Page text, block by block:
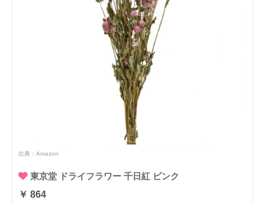
出典： Amazon
東京堂 ドライフラワー 千日紅 ピンク
￥ 864